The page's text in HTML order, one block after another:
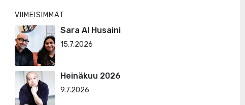
VIIMEISIMMÄT
Sara Al Husaini
15.7.2026
Heinäkuu 2026
9.7.2026